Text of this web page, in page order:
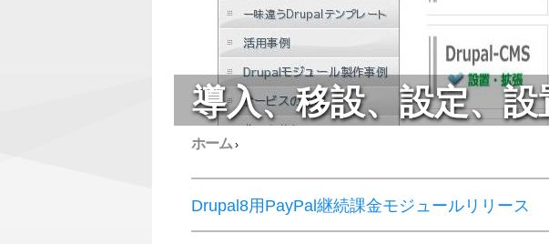
導入、移設、設定、設
ホーム›
Drupal8用PayPal継続課金モジュールリリース